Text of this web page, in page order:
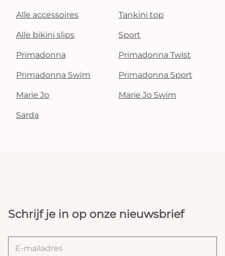
Alle accessoires Tankini top
Alle bikini slips Sport
Primadonna Primadonna Twist
Primadonna Swim Primadonna Sport
Marie Jo Marie Jo Swim
Sarda
Schrijf je in op onze nieuwsbrief